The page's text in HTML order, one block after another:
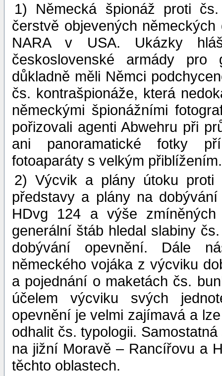
1) Německá špionáž proti
čerstvě objevených
NARA v USA. Ukázky
československé armády pro
důkladně měli Němci
čs. kontrašpionáže, která
německými špionážními
pořizovali agenti Abwehru při
ani panoramatické fotky
fotoaparáty s velkým přiblížením.
2) Výcvik a plány útoku proti
představy a plány na
HDvg 124 a výše zmíněných
generální štáb hledal slabiny
dobývání opevnění. Dále
německého vojáka z výcviku
a pojednání o maketách čs.
účelem výcviku svých
opevnění je velmi zajímavá a
odhalit čs. typologii.
na jižní Moravě – Rancířovu a
těchto oblastech.